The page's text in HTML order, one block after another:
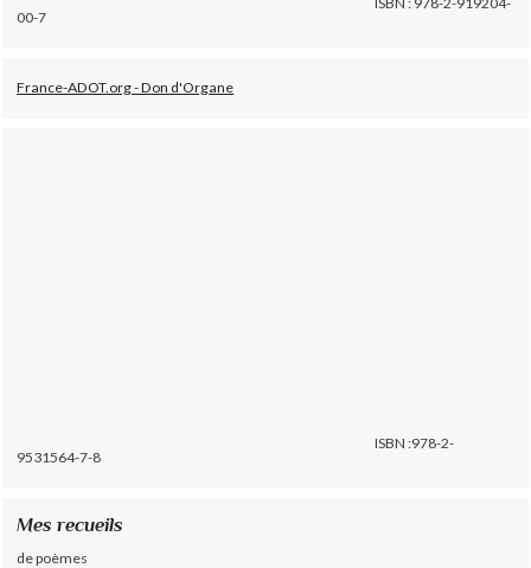
00-7
France-ADOT.org - Don d'Organe
ISBN :978-2-
9531564-7-8
Mes recueils
de poèmes